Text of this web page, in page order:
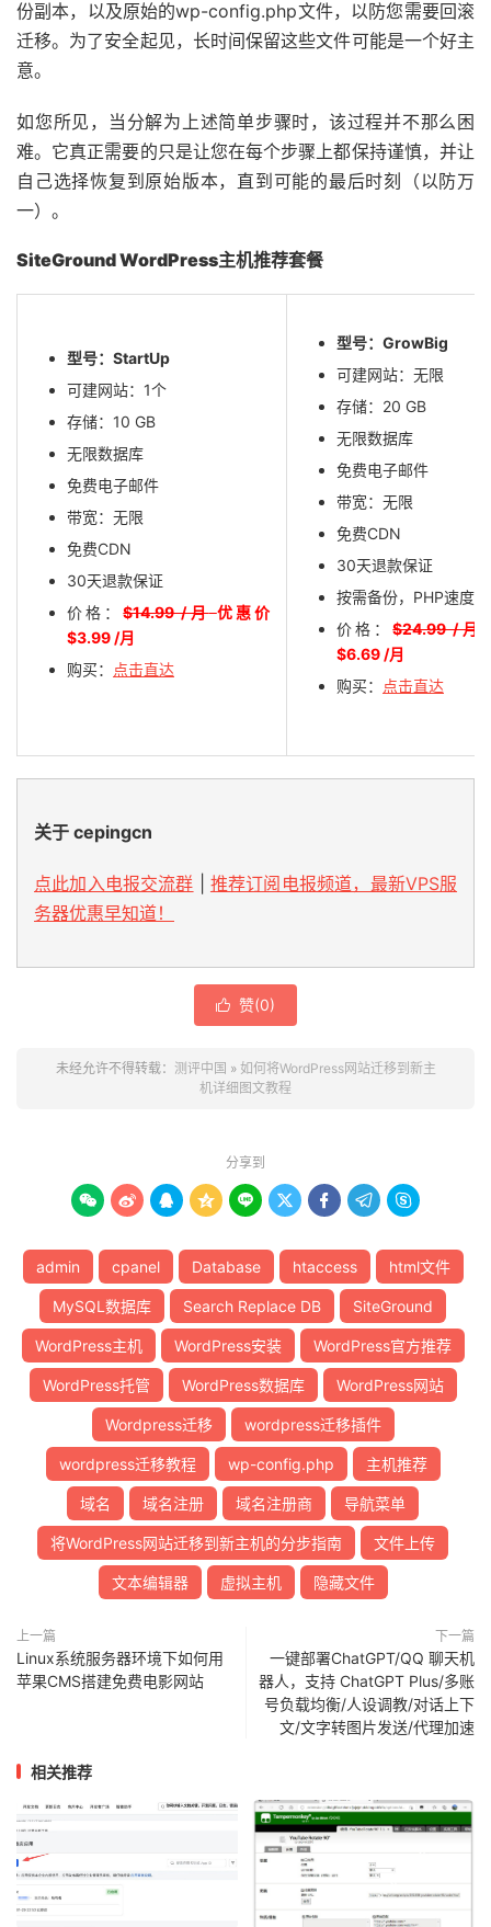
份副本，以及原始的wp-config.php文件，以防您需要回滚
迁移。为了安全起见，长时间保留这些文件可能是一个好主
意。
如您所见，当分解为上述简单步骤时，该过程并不那么困
难。它真正需要的只是让您在每个步骤上都保持谨慎，并让
自己选择恢复到原始版本，直到可能的最后时刻（以防万
一）。
SiteGround WordPress主机推荐套餐
型号：StartUp
可建网站：1个
存储：10 GB
无限数据库
免费电子邮件
带宽：无限
免费CDN
30天退款保证
价格：$14.99 /月 优惠价
$3.99 /月
购买：
点击直达
型号：GrowBig
可建网站：无限
存储：20 GB
无限数据库
免费电子邮件
带宽：无限
免费CDN
30天退款保证
按需备份，PHP速度
价格：$24.99 /月
$6.69 /月
购买：
点击直达
关于 cepingcn
点此加入电报交流群
推荐订阅电报频道，最新VPS服
务器优惠早知道！
 赞(0)
未经允许不得转载： 测评中国 » 如何将WordPress网站迁移到新主
机详细图文教程
分享到
        
admin cpanel Database htaccess html文件
MySQL数据库 Search Replace DB SiteGround
WordPress主机 WordPress安装 WordPress官方推荐
WordPress托管 WordPress数据库 WordPress网站
Wordpress迁移 wordpress迁移插件
wordpress迁移教程 wp-config.php 主机推荐
域名 域名注册 域名注册商 导航菜单
将WordPress网站迁移到新主机的分步指南 文件上传
文本编辑器 虚拟主机 隐藏文件
上一篇
Linux系统服务器环境下如何用
苹果CMS搭建免费电影网站
下一篇
一键部署ChatGPT/QQ 聊天机
器人，支持 ChatGPT Plus/多账
号负载均衡/人设调教/对话上下
文/文字转图片发送/代理加速
相关推荐